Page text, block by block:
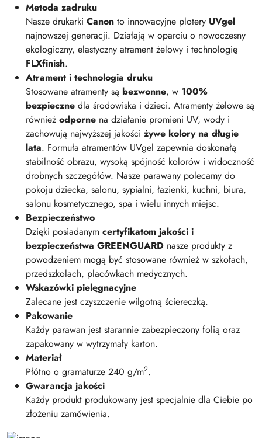
Metoda zadruku
Nasze drukarki Canon to innowacyjne plotery UVgel
najnowszej generacji. Działają w oparciu o nowoczesny
ekologiczny, elastyczny atrament żelowy i technologię
FLXfinish.
Atrament i technologia druku
Stosowane atramenty są bezwonne, w 100%
bezpieczne dla środowiska i dzieci. Atramenty żelowe są
również odporne na działanie promieni UV, wody i
zachowują najwyższej jakości żywe kolory na długie
lata. Formuła atramentów UVgel zapewnia doskonałą
stabilność obrazu, wysoką spójność kolorów i widoczność
drobnych szczegółów. Nasze parawany polecamy do
pokoju dziecka, salonu, sypialni, łazienki, kuchni, biura,
salonu kosmetycznego, spa i wielu innych miejsc.
Bezpieczeństwo
Dzięki posiadanym certyfikatom jakości i
bezpieczeństwa GREENGUARD nasze produkty z
powodzeniem mogą być stosowane również w szkołach,
przedszkolach, placówkach medycznych.
Wskazówki pielęgnacyjne
Zalecane jest czyszczenie wilgotną ściereczką.
Pakowanie
Każdy parawan jest starannie zabezpieczony folią oraz
zapakowany w wytrzymały karton.
Materiał
Płótno o gramaturze 240 g/m2.
Gwarancja jakości
Każdy produkt produkowany jest specjalnie dla Ciebie po
złożeniu zamówienia.